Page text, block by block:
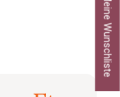
Meine Wunschliste